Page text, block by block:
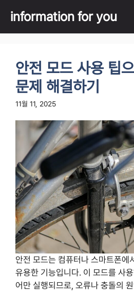
content
information for you
안전 모드 사용 팁
문제 해결하기
11월 11, 2025
안전 모드는 컴퓨터나 스마트폰에
유용한 기능입니다. 이 모드를 사
어만 실행되므로, 오류나 충돌의